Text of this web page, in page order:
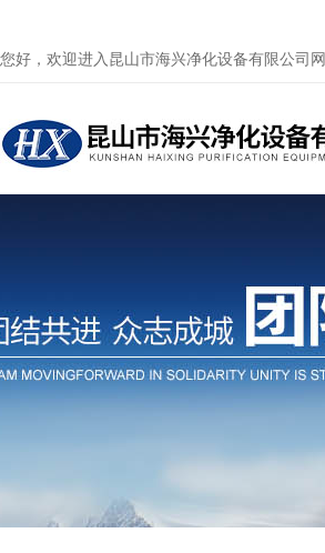
您好，欢迎进入昆山市海兴净化设备有限公司网